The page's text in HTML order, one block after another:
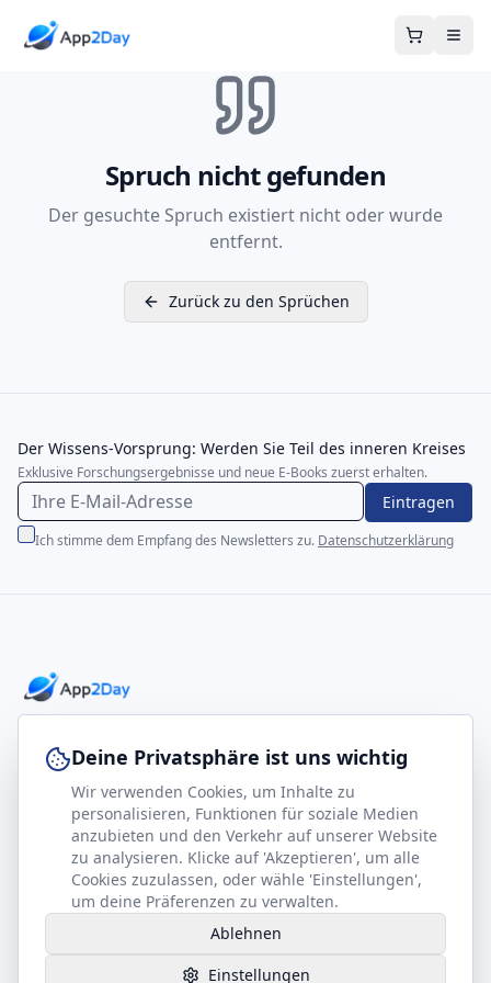
Spruch nicht gefunden
Der gesuchte Spruch existiert nicht oder wurde
entfernt.
Zurück zu den Sprüchen
Der Wissens-Vorsprung: Werden Sie Teil des inneren Kreises
Exklusive Forschungsergebnisse und neue E-Books zuerst erhalten.
Eintragen
Ich stimme dem Empfang des Newsletters zu. Datenschutzerklärung
footer.company
Kontakt
Partner werden
Gesundheits-Kompass
Rechtliches
Impressum
Datenschutz
AGB
Deine Privatsphäre ist uns wichtig
Wir verwenden Cookies, um Inhalte zu
personalisieren, Funktionen für soziale Medien
anzubieten und den Verkehr auf unserer Website
zu analysieren. Klicke auf 'Akzeptieren', um alle
Cookies zuzulassen, oder wähle 'Einstellungen',
um deine Präferenzen zu verwalten.
Ablehnen
Einstellungen
Hilfe benötigt?